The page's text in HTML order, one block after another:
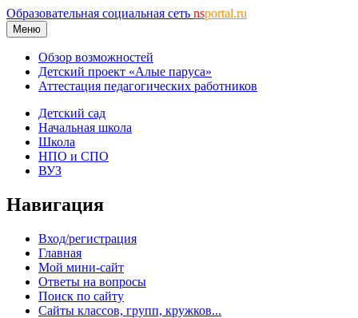
Образовательная социальная сеть nsportal.ru
Меню
Обзор возможностей
Детский проект «Алые паруса»
Аттестация педагогических работников
Детский сад
Начальная школа
Школа
НПО и СПО
ВУЗ
Навигация
Вход/регистрация
Главная
Мой мини-сайт
Ответы на вопросы
Поиск по сайту
Сайты классов, групп, кружков...